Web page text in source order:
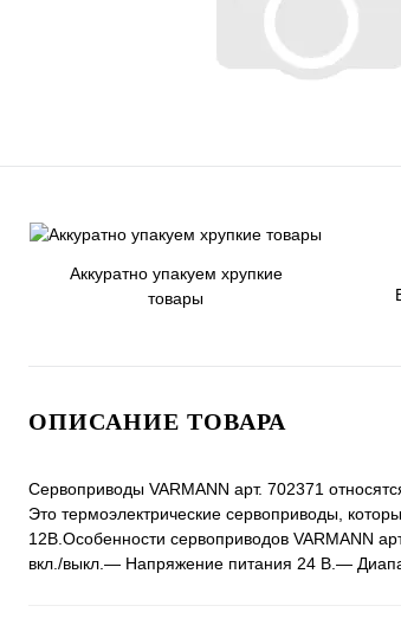
Аккуратно упакуем хрупкие
товары
ОПИСАНИЕ ТОВАРА
Сервоприводы VARMANN арт. 702371
Это термоэлектрические сервоприводы,
12В.Особенности сервоприводов VARMANN
вкл./выкл.— Напряжение питания 24 В.—